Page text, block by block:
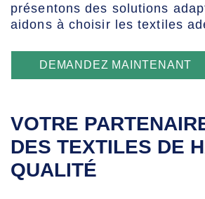
présentons des solutions
aidons à choisir les textiles
DEMANDEZ MAINTENANT
VOTRE
DES TEXTILES DE
QUALITÉ